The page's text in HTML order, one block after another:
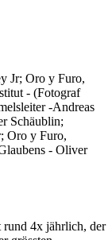
Jr; Oro y Furo,
- (Fotograf
-Andreas
Schäublin;
Oro y Furo,
- Oliver
4x jährlich, der